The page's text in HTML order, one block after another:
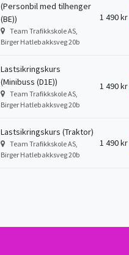
(Personbil med tilhenger
(BE))
Team Trafikkskole AS,
Birger Hatlebakksveg 20b
1 490 kr
Lastsikringskurs
(Minibuss (D1E))
Team Trafikkskole AS,
Birger Hatlebakksveg 20b
1 490 kr
Lastsikringskurs (Traktor)
Team Trafikkskole AS,
Birger Hatlebakksveg 20b
1 490 kr